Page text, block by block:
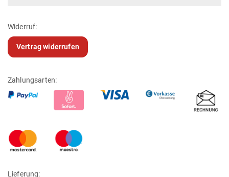
Widerruf:
Vertrag widerrufen
Zahlungsarten:
Lieferung: